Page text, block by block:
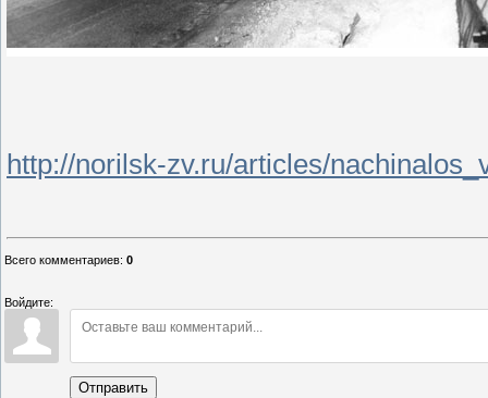
http://norilsk-zv.ru/articles/
Всего комментариев: 0
Войдите:
Отправить